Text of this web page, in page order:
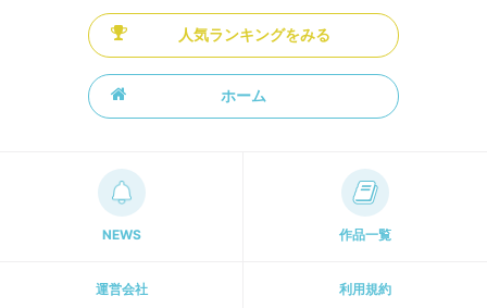
人気ランキングをみる
ホーム
NEWS 作品一覧
運営会社 利用規約